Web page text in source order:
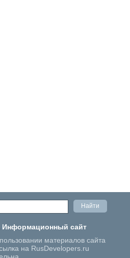
Информационный сайт
материалов сайта
на RusDevelopers.ru